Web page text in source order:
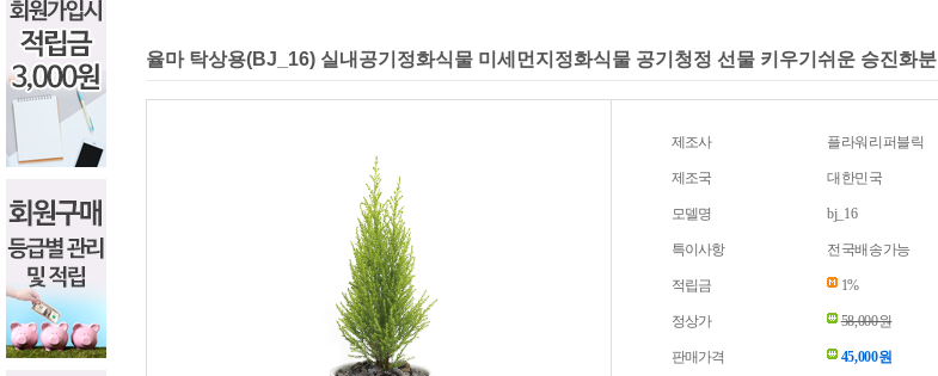
율마 탁상용(BJ_16) 실내공기정화식물 미세먼지정화식물 공기청정 선물 키우기쉬운 승진화분
제조사 플라워리퍼블릭
제조국 대한민국
모델명 bj_16
특이사항 전국배송가능
적립금 1%
정상가 58,000원
판매가격 45,000원